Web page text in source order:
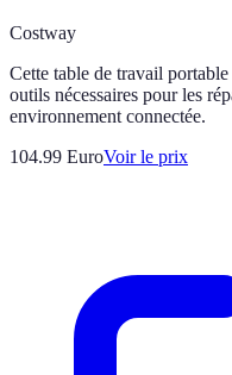
Costway
Cette table de travail
outils nécessaires pour les
environnement connectée.
104.99 EuroVoir le prix